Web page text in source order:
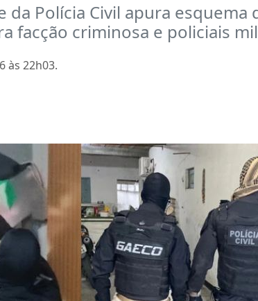
da Polícia Civil apura esquema
facção criminosa e policiais
às 22h03.